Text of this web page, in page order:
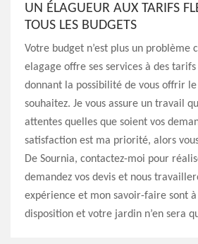
UN ÉLAGUEUR AUX TARIFS
TOUS LES BUDGETS
Votre budget n’est plus un problème
elagage offre ses services à des
donnant la possibilité de vous offrir
souhaitez. Je vous assure un travail
attentes quelles que soient vos
satisfaction est ma priorité, alors
De Sournia, contactez-moi pour
demandez vos devis et nous
expérience et mon savoir-faire sont
disposition et votre jardin n’en sera